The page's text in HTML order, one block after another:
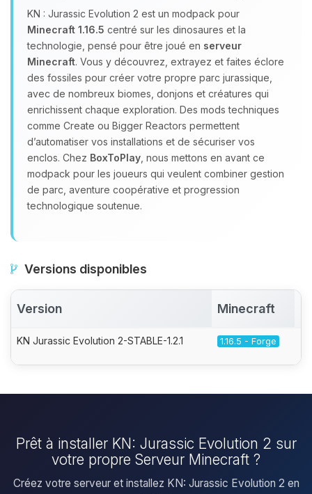
KN : Jurassic Evolution 2 est un modpack pour
Minecraft 1.16.5 centré sur les dinosaures et la
technologie, pensé pour être joué en serveur
Minecraft. Vous y découvrez, extrayez et faites éclore
des fossiles pour créer votre propre parc jurassique,
avec de nombreux biomes, donjons et créatures qui
enrichissent chaque exploration. Des mods techniques
comme Create ou Bigger Reactors permettent
d’automatiser vos installations et de sécuriser vos
enclos. Chez BoxToPlay , nous mettons en avant ce
modpack pour les joueurs qui veulent combiner gestion
de parc, aventure coopérative et progression
technologique soutenue.
Versions disponibles
Version Minecraft
KN Jurassic Evolution 2-STABLE-1.2.1 1.16.5 - Forge
Prêt à installer KN: Jurassic Evolution 2 sur
votre propre Serveur Minecraft ?
Créez votre serveur et installez KN: Jurassic Evolution 2 en